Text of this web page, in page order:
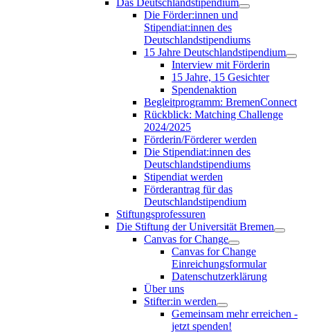
Die Förder:innen und
Stipendiat:innen des
Deutschlandstipendiums
15 Jahre Deutschlandstipendium
Interview mit Förderin
15 Jahre, 15 Gesichter
Spendenaktion
Begleitprogramm: BremenConnect
Rückblick: Matching Challenge
2024/2025
Förderin/Förderer werden
Die Stipendiat:innen des
Deutschlandstipendiums
Stipendiat werden
Förderantrag für das
Deutschlandstipendium
Stiftungsprofessuren
Die Stiftung der Universität Bremen
Canvas for Change
Canvas for Change
Einreichungsformular
Datenschutzerklärung
Über uns
Stifter:in werden
Gemeinsam mehr erreichen -
jetzt spenden!